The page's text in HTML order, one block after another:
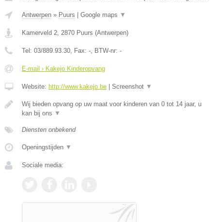
Antwerpen » Puurs Google maps ▼
Kamerveld 2, 2870 Puurs (Antwerpen)
Tel: 03/889.93.30, Fax: -, BTW-nr: -
E-mail › Kakejo Kinderopvang
Website: http://www.kakejo.be Screenshot ▼
Wij bieden opvang op uw maat voor kinderen van 0 tot 14 jaar, u
kan bij ons ▼
Diensten onbekend
Openingstijden ▼
Sociale media: